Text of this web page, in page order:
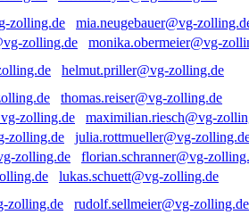
mia.neugebauer@vg-
monika.obermeier@vg-
helmut.priller@vg-zolling.de
thomas.reiser@vg-zolling.de
maximilian.riesch@vg-
julia.rottmueller@vg-
florian.schranner@vg-
lukas.schuett@vg-zolling.de
rudolf.sellmeier@vg-zolling.de